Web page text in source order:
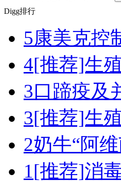
Digg排行
5康美克控
4[推荐]生
3口蹄疫及
3[推荐]生
2奶牛“阿
1[推荐]消